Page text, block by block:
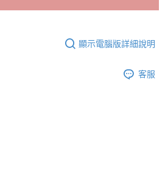
顯示電腦版詳細說明
客服